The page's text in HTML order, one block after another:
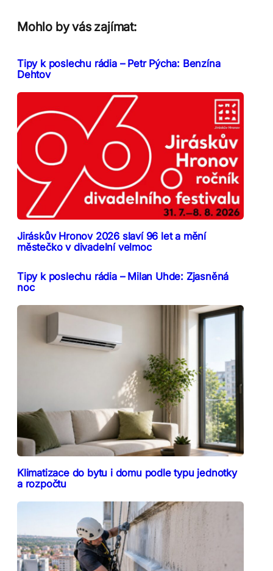
Mohlo by vás zajímat:
Tipy k poslechu rádia – Petr Pýcha: Benzína
Dehtov
Jiráskův Hronov 2026 slaví 96 let a mění
městečko v divadelní velmoc
Tipy k poslechu rádia – Milan Uhde: Zjasněná
noc
Klimatizace do bytu i domu podle typu jednotky
a rozpočtu